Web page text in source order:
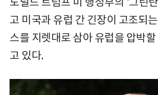
고 미국과 유럽 간 긴장이 고조되
스를 지렛대로 삼아 유럽을 압박
고 있다.